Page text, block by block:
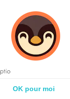
OK pour moi
4 personnes
consultent
actuellement cette